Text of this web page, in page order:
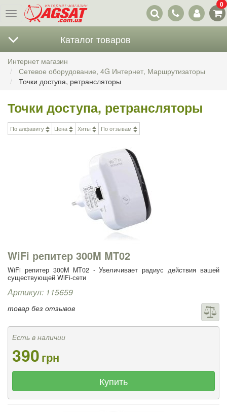
Меню
Наши
контакты
0
Каталог товаров
Интернет магазин
Сетевое оборудование, 4G Интернет, Маршрутизаторы
Точки доступа, ретрансляторы
Точки доступа, ретрансляторы
По алфавиту Цена Хиты По отзывам
WiFi репитер 300M MT02
WiFi репитер 300M MT02 - Увеличивает радиус действия вашей
существующей WiFi-сети
Артикул: 115659
товар без отзывов
Есть в наличии
390грн
Купить